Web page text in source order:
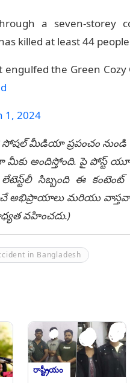
a seven-storey
killed at least 44
the Green
1, 2024
మీడియా ప్రపంచం నుండి
మీకు అందిస్తోంది. పై
సిబ్బంది ఈ
అభిప్రాయాలు మరియు
వహించదు.)
in Bangladesh
రాష్ట్రీయం